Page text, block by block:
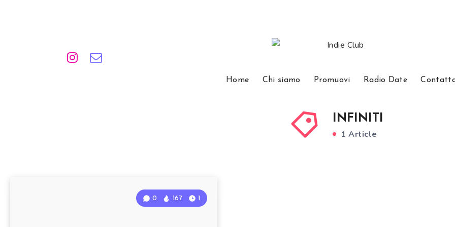
Home Chi siamo Promuovi Radio Date
INFINITI
1 Article
0 167 1